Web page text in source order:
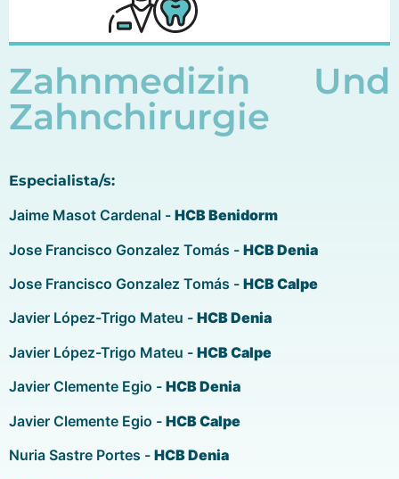
Zahnmedizin Und
Zahnchirurgie
Especialista/s:
Jaime Masot Cardenal - HCB Benidorm
Jose Francisco Gonzalez Tomás - HCB Denia
Jose Francisco Gonzalez Tomás - HCB Calpe
Javier López-Trigo Mateu - HCB Denia
Javier López-Trigo Mateu - HCB Calpe
Javier Clemente Egio - HCB Denia
Javier Clemente Egio - HCB Calpe
Nuria Sastre Portes - HCB Denia